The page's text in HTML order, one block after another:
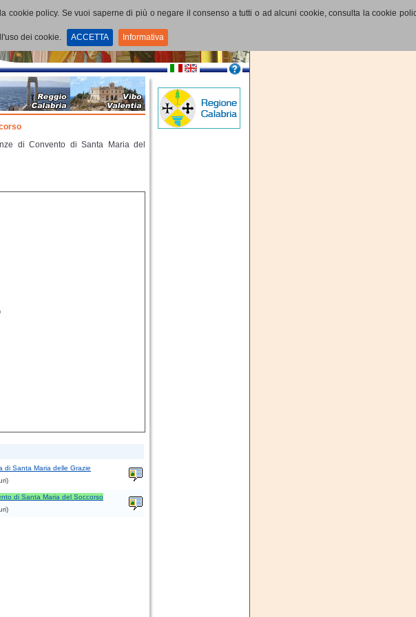
policy. Se vuoi saperne di più o negare il consenso a tutti o ad alcuni cookie, consulta la cookie
dei cookie. ACCETTA Informativa
di Convento di Santa Maria del
di Santa Maria delle Grazie
di Santa Maria del Soccorso